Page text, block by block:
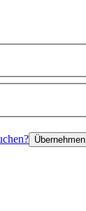
Übernehmen